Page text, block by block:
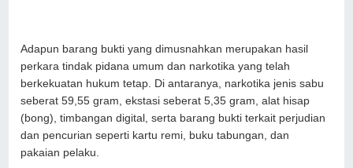
Adapun barang bukti yang dimusnahkan merupakan hasil
perkara tindak pidana umum dan narkotika yang telah
berkekuatan hukum tetap. Di antaranya, narkotika jenis sabu
seberat 59,55 gram, ekstasi seberat 5,35 gram, alat hisap
(bong), timbangan digital, serta barang bukti terkait perjudian
dan pencurian seperti kartu remi, buku tabungan, dan
pakaian pelaku.